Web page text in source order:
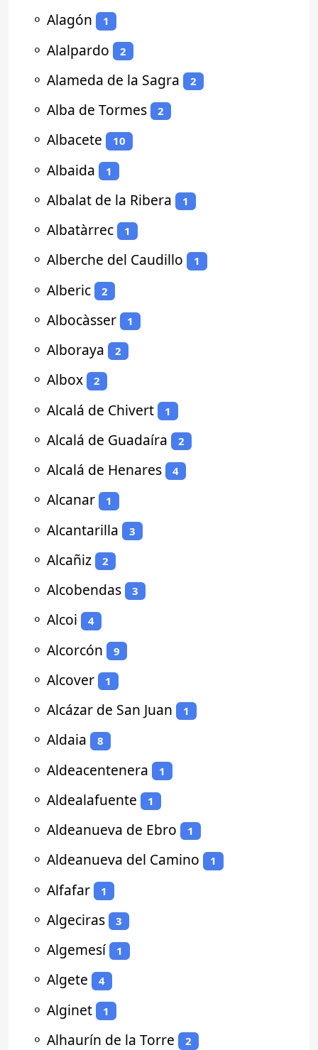
⚬ Alagón 1
⚬ Alalpardo 2
⚬ Alameda de la Sagra 2
⚬ Alba de Tormes 2
⚬ Albacete 10
⚬ Albaida 1
⚬ Albalat de la Ribera 1
⚬ Albatàrrec 1
⚬ Alberche del Caudillo 1
⚬ Alberic 2
⚬ Albocàsser 1
⚬ Alboraya 2
⚬ Albox 2
⚬ Alcalá de Chivert 1
⚬ Alcalá de Guadaíra 2
⚬ Alcalá de Henares 4
⚬ Alcanar 1
⚬ Alcantarilla 3
⚬ Alcañiz 2
⚬ Alcobendas 3
⚬ Alcoi 4
⚬ Alcorcón 9
⚬ Alcover 1
⚬ Alcázar de San Juan 1
⚬ Aldaia 8
⚬ Aldeacentenera 1
⚬ Aldealafuente 1
⚬ Aldeanueva de Ebro 1
⚬ Aldeanueva del Camino 1
⚬ Alfafar 1
⚬ Algeciras 3
⚬ Algemesí 1
⚬ Algete 4
⚬ Alginet 1
⚬ Alhaurín de la Torre 2